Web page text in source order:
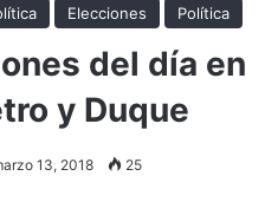
Elecciones Política
del día en
y Duque
13, 2018 25